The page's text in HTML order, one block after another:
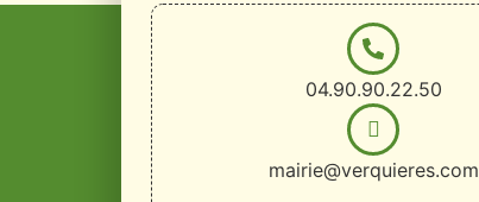
04.90.90.22.50
mairie@verquieres.com